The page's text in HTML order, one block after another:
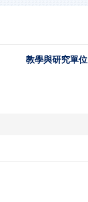
教學與研究單位